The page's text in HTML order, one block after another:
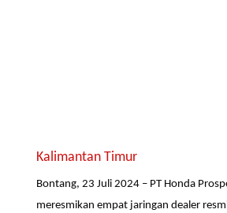
Kalimantan Timur
Bontang, 23 Juli 2024 – PT Honda
meresmikan empat jaringan dealer